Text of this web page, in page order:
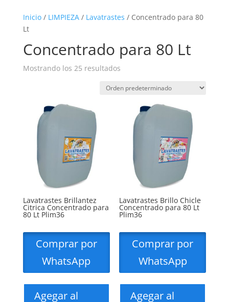
Inicio/ LIMPIEZA/ Lavatrastes / Concentrado para 80
Lt
Concentrado para 80 Lt
Mostrando los 25 resultados
Lavatrastes Brillantez
Citrica Concentrado para
80 Lt Plim36
Comprar por
WhatsApp
Agegar al
Lavatrastes Brillo Chicle
Concentrado para 80 Lt
Plim36
Comprar por
WhatsApp
Agegar al